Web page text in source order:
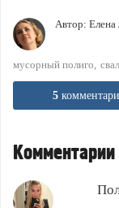
Автор: Елена
мусорный полиго
5
Комментарии